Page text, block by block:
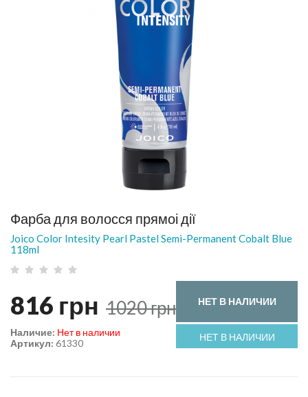
Фарба для волосся прямоі дії
Joico Color Intesity Pearl Pastel Semi-Permanent Cobalt Blue
118ml
816 грн 1020грн НЕТ В НАЛИЧИИ
НЕТ В НАЛИЧИИ
Артикул: 61330
Наличие: Нет в наличии